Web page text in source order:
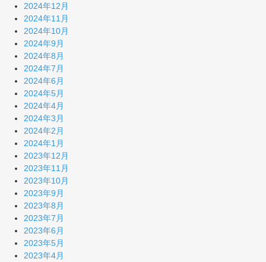
2024年12月
2024年11月
2024年10月
2024年9月
2024年8月
2024年7月
2024年6月
2024年5月
2024年4月
2024年3月
2024年2月
2024年1月
2023年12月
2023年11月
2023年10月
2023年9月
2023年8月
2023年7月
2023年6月
2023年5月
2023年4月